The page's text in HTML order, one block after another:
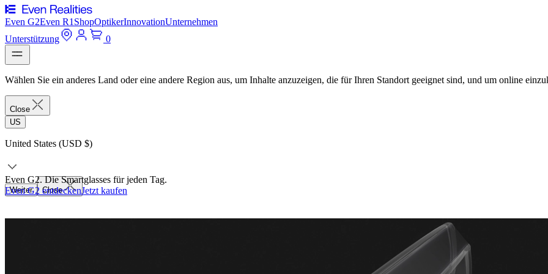
Even G2Even R1 ShopOptikerInnovationUnternehmen
Unterstützung
0
Wählen Sie ein anderes Land oder eine andere Region aus, um Inhalte anzuzeigen, die für Ihren Standort geeignet sind, und um online
Close
US
United States (USD $)
Weiter Close
Even G2. Die Smartglasses für jeden Tag.
Even G2 entdeckenJetzt kaufen